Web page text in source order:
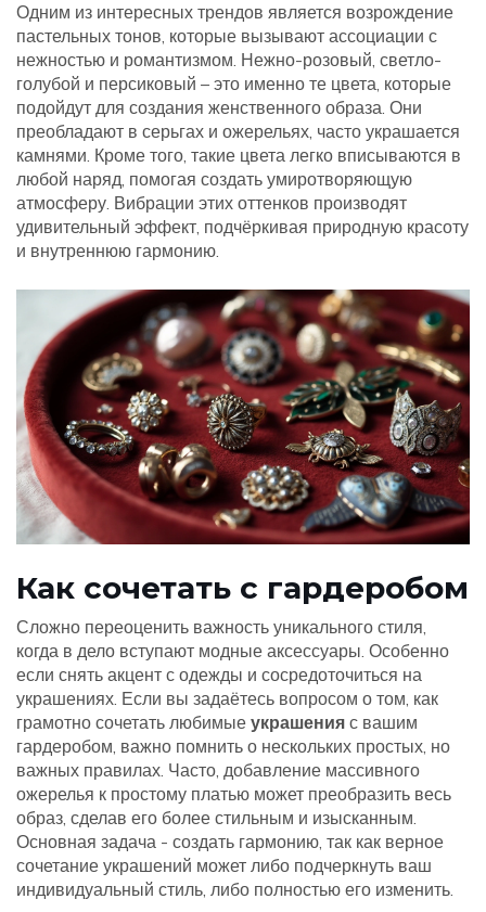
Одним из интересных трендов является возрождение
пастельных тонов, которые вызывают ассоциации с
нежностью и романтизмом. Нежно-розовый, светло-
голубой и персиковый – это именно те цвета, которые
подойдут для создания женственного образа. Они
преобладают в серьгах и ожерельях, часто украшается
камнями. Кроме того, такие цвета легко вписываются в
любой наряд, помогая создать умиротворяющую
атмосферу. Вибрации этих оттенков производят
удивительный эффект, подчёркивая природную красоту
и внутреннюю гармонию.
Как сочетать с гардеробом
Сложно переоценить важность уникального стиля,
когда в дело вступают модные аксессуары. Особенно
если снять акцент с одежды и сосредоточиться на
украшениях. Если вы задаётесь вопросом о том, как
грамотно сочетать любимые украшения с вашим
гардеробом, важно помнить о нескольких простых, но
важных правилах. Часто, добавление массивного
ожерелья к простому платью может преобразить весь
образ, сделав его более стильным и изысканным.
Основная задача - создать гармонию, так как верное
сочетание украшений может либо подчеркнуть ваш
индивидуальный стиль, либо полностью его изменить.